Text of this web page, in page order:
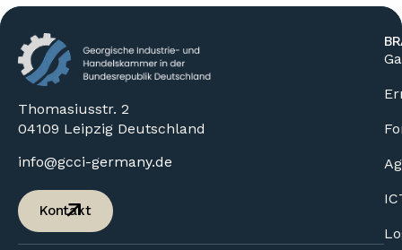
Thomasiusstr. 2
04109 Leipzig Deutschland
info@gcci-germany.de
Kontakt